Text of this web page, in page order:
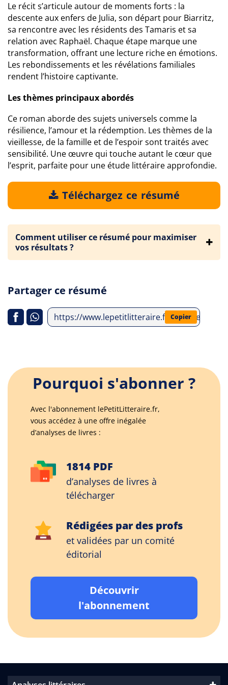
Le récit s’articule autour de moments forts : la
descente aux enfers de Julia, son départ pour Biarritz,
sa rencontre avec les résidents des Tamaris et sa
relation avec Raphaël. Chaque étape marque une
transformation, offrant une lecture riche en émotions.
Les rebondissements et les révélations familiales
rendent l’histoire captivante.
Les thèmes principaux abordés
Ce roman aborde des sujets universels comme la
résilience, l’amour et la rédemption. Les thèmes de la
vieillesse, de la famille et de l’espoir sont traités avec
sensibilité. Une œuvre qui touche autant le cœur que
l’esprit, parfaite pour une étude littéraire approfondie.
Téléchargez ce résumé
Comment utiliser ce résumé pour maximiser
vos résultats ?
Partager ce résumé
https://www.lepetitlitteraire.fr/analyses-
Copier
Pourquoi s'abonner ?
Avec l'abonnement lePetitLitteraire.fr,
vous accédez à une offre inégalée
d’analyses de livres :
1814 PDF
d’analyses de livres à
télécharger
Rédigées par des profs
et validées par un comité
éditorial
Découvrir
l'abonnement